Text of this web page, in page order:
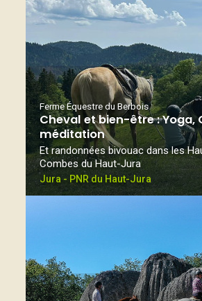
Ferme Équestre du Berbois
Cheval et bien-être : Yoga,
méditation
Et randonnées bivouac dans les
Combes du Haut-Jura
Jura - PNR du Haut-Jura